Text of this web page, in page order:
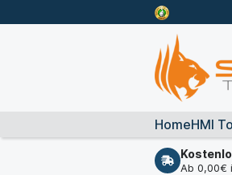
HomeHMI
Ab 0,00€